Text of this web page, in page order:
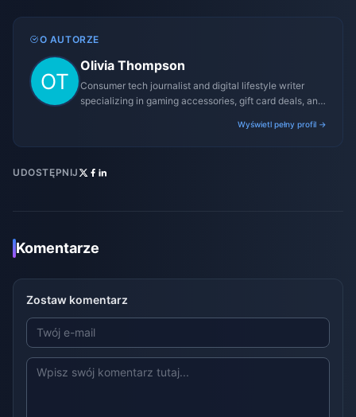
O AUTORZE
Olivia Thompson
Consumer tech journalist and digital lifestyle writer
specializing in gaming accessories, gift card deals, and
Wyświetl pełny profil →
UDOSTĘPNIJ
Komentarze
Zostaw komentarz